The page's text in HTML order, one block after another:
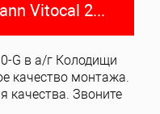
Подробнее о Viessmann Vitocal 200-G
G в а/г Колодищи
качество монтажа.
качества. Звоните